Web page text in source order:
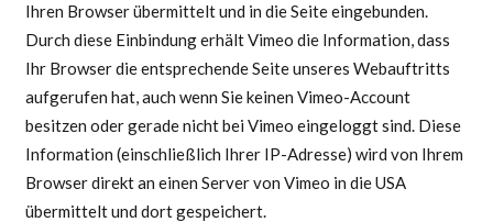
Ihren Browser übermittelt und in die Seite eingebunden.
Durch diese Einbindung erhält Vimeo die Information, dass
Ihr Browser die entsprechende Seite unseres Webauftritts
aufgerufen hat, auch wenn Sie keinen Vimeo-Account
besitzen oder gerade nicht bei Vimeo eingeloggt sind. Diese
Information (einschließlich Ihrer IP-Adresse) wird von Ihrem
Browser direkt an einen Server von Vimeo in die USA
übermittelt und dort gespeichert.